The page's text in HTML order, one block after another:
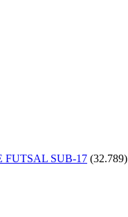
FUTSAL SUB-17 (32.789)